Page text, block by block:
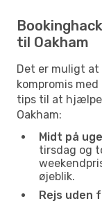
til Oakham
Det er muligt at
kompromis
tips til at hjælpe
Oakham:
Midt på
tirsdag og
øjeblik.
Rejs uden